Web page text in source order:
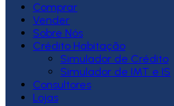
Comprar
Vender
Sobre Nós
Crédito Habitação
Simulador de Crédito
Simulador de IMT e IS
Consultores
Lojas